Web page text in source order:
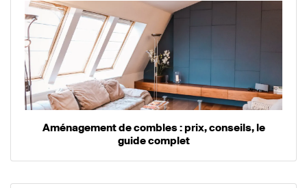
Aménagement de combles : prix, conseils, le
guide complet